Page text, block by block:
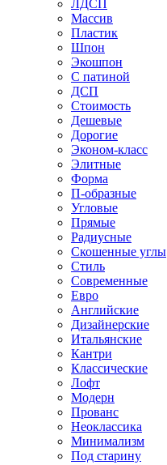
ЛДСП
Массив
Пластик
Шпон
Экошпон
С патиной
ДСП
Стоимость
Дешевые
Дорогие
Эконом-класс
Элитные
Форма
П-образные
Угловые
Прямые
Радиусные
Скошенные углы
Стиль
Современные
Евро
Английские
Дизайнерские
Итальянские
Кантри
Классические
Лофт
Модерн
Прованс
Неоклассика
Минимализм
Под старину